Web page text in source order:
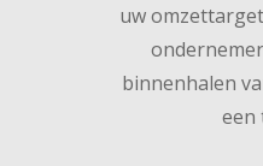
uw
binnenhalen
een